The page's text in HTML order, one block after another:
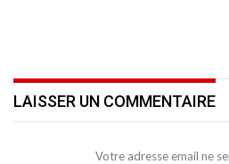
LAISSER UN COMMENTAIRE
Votre adresse email ne